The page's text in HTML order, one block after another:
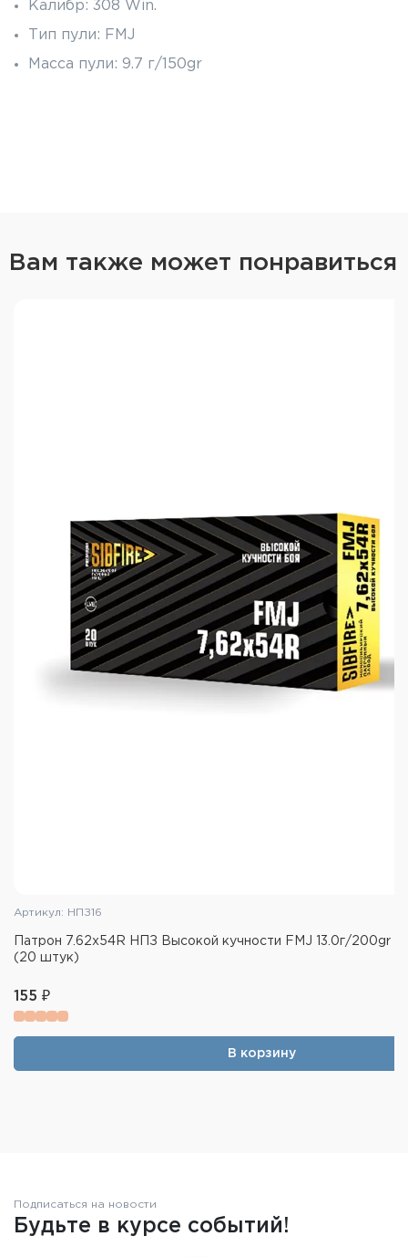
Калибр: 308 Win.
Тип пули: FMJ
Масса пули: 9.7 г/150gr
Вам также может понравиться
Артикул: НПЗ16
Патрон 7.62x54R НПЗ Высокой кучности FMJ 13.0г/200gr
(20 штук)
155 ₽
В корзину
Подписаться на новости
Будьте в курсе событий!